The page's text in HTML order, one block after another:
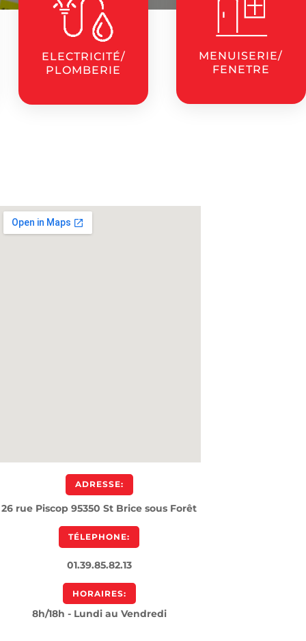
ELECTRICITÉ/
PLOMBERIE
MENUISERIE/
FENETRE
ADRESSE:
26 rue Piscop 95350 St Brice sous Forêt
TÉLEPHONE:
01.39.85.82.13
HORAIRES:
8h/18h - Lundi au Vendredi